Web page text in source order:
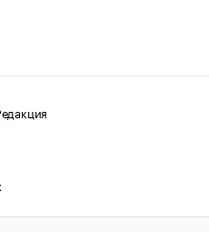
авторских прав